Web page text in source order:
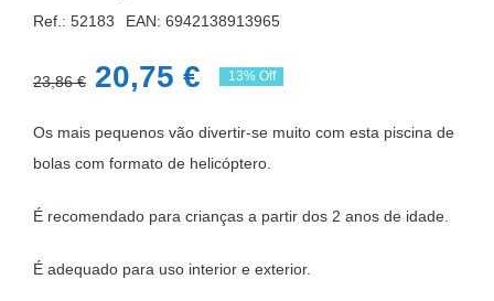
Ref.: 52183 EAN: 6942138913965
23,86€ O
original
23,86 €.
20,75 €O
atual
20,75 €.
13% Off
Os mais pequenos vão divertir-se muito com esta piscina de
bolas com formato de helicóptero.
É recomendado para crianças a partir dos 2 anos de idade.
É adequado para uso interior e exterior.